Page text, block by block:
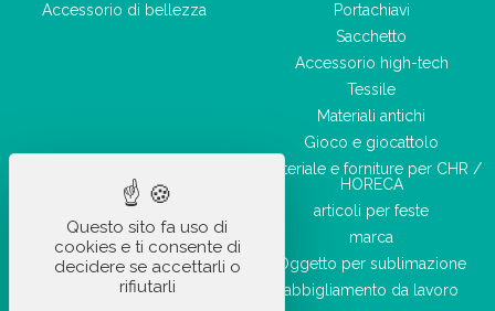
Accessorio di bellezza
Portachiavi
Sacchetto
Accessorio high-tech
Tessile
Materiali antichi
Gioco e giocattolo
Materiale e forniture per CHR /
HORECA
articoli per feste
marca
Oggetto per sublimazione
abbigliamento da lavoro
Questo sito fa uso di
cookies e ti consente di
decidere se accettarli o
rifiutarli